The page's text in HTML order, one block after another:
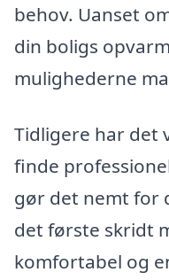
behov. Uanset
din boligs
mulighederne
Tidligere har
finde
gør det nemt for
det første skridt
komfortabel og